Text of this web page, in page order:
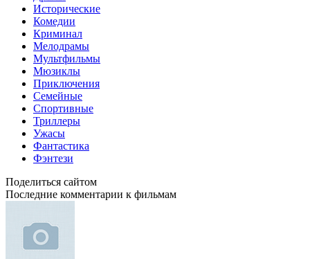
Исторические
Комедии
Криминал
Мелодрамы
Мультфильмы
Мюзиклы
Приключения
Семейные
Спортивные
Триллеры
Ужасы
Фантастика
Фэнтези
Поделиться сайтом
Последние комментарии к фильмам